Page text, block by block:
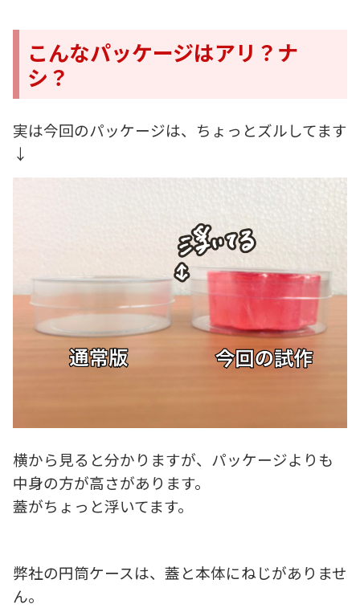
こんなパッケージはアリ？ナ
シ？
実は今回のパッケージは、ちょっとズルしてます
↓
横から見ると分かりますが、パッケージよりも
中身の方が高さがあります。
蓋がちょっと浮いてます。
弊社の円筒ケースは、蓋と本体にねじがありませ
ん。